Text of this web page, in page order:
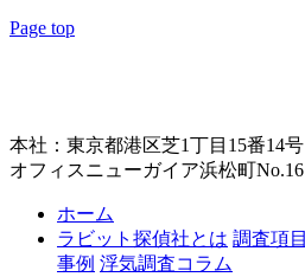
Page top
本社：東京都港区芝1丁目15番14号
オフィスニューガイア浜松町
ホーム
ラビット探偵社とは 調査項目
事例 浮気調査コラム